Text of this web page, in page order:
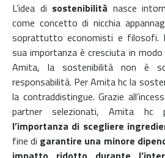
L’idea di sostenibilità nasce
come concetto di nicchia
soprattutto economisti e filosofi.
sua importanza è cresciuta in modo
Amita, la sostenibilità non è
responsabilità. Per Amita hc la
la contraddistingue. Grazie
partner selezionati, Amita hc
l’importanza di scegliere
fine di garantire una minore